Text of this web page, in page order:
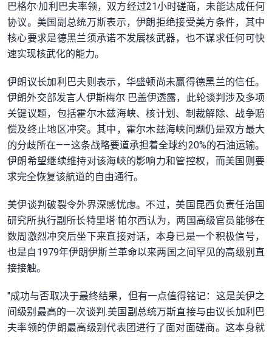
巴格尔·加利巴夫率领，双方经过21小时磋商，未能达成任何
协议。美国副总统万斯表示，伊朗拒绝接受美方条件，其中
核心要求是德黑兰须承诺不发展核武器，也不谋求任何可快
速实现核武化的能力。
伊朗议长加利巴夫则表示，华盛顿尚未赢得德黑兰的信任。
伊朗外交部发言人伊斯梅尔·巴盖伊透露，此轮谈判涉及多项
关键议题，包括霍尔木兹海峡、核计划、制裁解除、战争赔
偿及终止地区冲突。其中，霍尔木兹海峡问题仍是双方最大
的分歧所在——这条战略要道承担着全球约20%的石油运输。
伊朗希望继续维持对该海峡的影响力和管控权，而美国则要
求完全恢复该航道的自由通行。
美伊谈判破裂令外界深感忧虑。不过，美国昆西负责任治国
研究所执行副所长特里塔·帕尔西认为，两国高级官员能够在
数周激烈冲突后坐下来直接对话，本身已是一个积极信号，
也是自1979年伊朗伊斯兰革命以来两国之间罕见的高级别直
接接触。
"成功与否取决于最终结果，但有一点值得铭记：这是美伊之
间级别最高的一次谈判.美国副总统万斯直接与由议长加利巴
夫率领的伊朗最高级别代表团进行了面对面磋商。这本身就